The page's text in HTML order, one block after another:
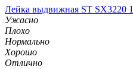
Лейка выдвижная ST SX3220
Ужасно
Плохо
Нормально
Хорошо
Отлично